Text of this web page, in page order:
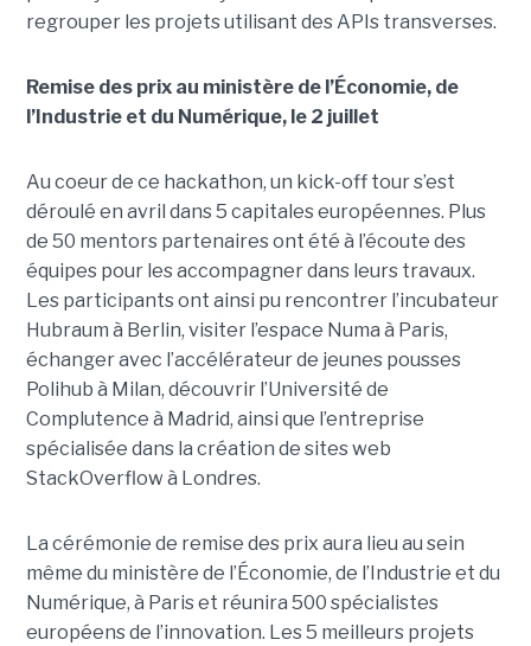
regrouper les projets utilisant des APIs transverses.
Remise des prix au ministère de l’Économie, de
l’Industrie et du Numérique, le 2 juillet
Au coeur de ce hackathon, un kick-off tour s’est
déroulé en avril dans 5 capitales européennes. Plus
de 50 mentors partenaires ont été à l’écoute des
équipes pour les accompagner dans leurs travaux.
Les participants ont ainsi pu rencontrer l’incubateur
Hubraum à Berlin, visiter l’espace Numa à Paris,
échanger avec l’accélérateur de jeunes pousses
Polihub à Milan, découvrir l’Université de
Complutence à Madrid, ainsi que l’entreprise
spécialisée dans la création de sites web
StackOverflow à Londres.
La cérémonie de remise des prix aura lieu au sein
même du ministère de l’Économie, de l’Industrie et du
Numérique, à Paris et réunira 500 spécialistes
européens de l’innovation. Les 5 meilleurs projets